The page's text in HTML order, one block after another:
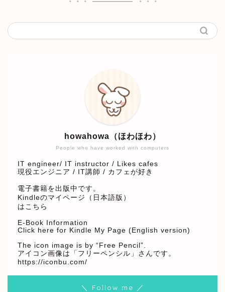
People who have worked with computers
howahowa（ほわほわ）
IT engineer/ IT instructor / Likes cafes
現役エンジニア / IT講師 / カフェが好き
電子書籍を出版中です。
Kindleのマイページ（日本語版）
はこちら
E-Book Information
Click here for Kindle My Page (English version)
The icon image is by “Free Pencil”.
アイコン画像は「フリーペンシル」さんです。
https://iconbu.com/
＼ Follow me ／